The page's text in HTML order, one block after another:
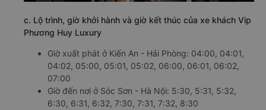
c. Lộ trình, giờ khởi hành và giờ kết thúc của xe khách Vip
Phương Huy Luxury
Giờ xuất phát ở Kiến An - Hải Phòng: 04:00, 04:01,
04:02, 05:00, 05:01, 05:02, 06:00, 06:01, 06:02,
07:00
Giờ đến nơi ở Sóc Sơn - Hà Nội: 5:30, 5:31, 5:32,
6:30, 6:31, 6:32, 7:30, 7:31, 7:32, 8:30